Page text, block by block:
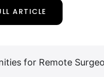
ARTICLE
for Remote